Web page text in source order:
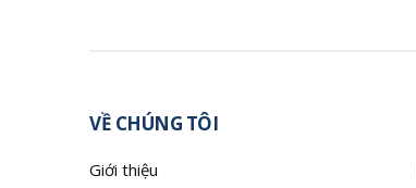
VỀ CHÚNG TÔI
Giới thiệu